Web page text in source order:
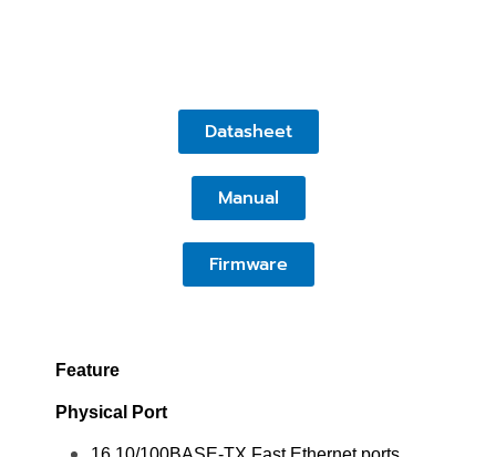
Datasheet
Manual
Firmware
Feature
Physical Port